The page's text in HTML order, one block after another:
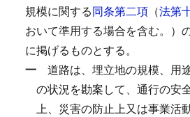
規模に関する同条第二項 （法第
おいて準用する場合を含む。）
に掲げるものとする。
一 道路は、埋立地の規模、用
の状況を勘案して、通行の安
上、災害の防止上又は事業活